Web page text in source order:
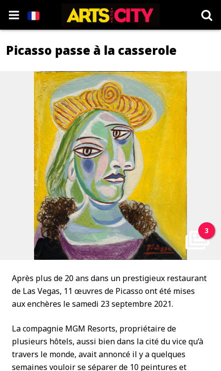
Picasso passe à la casserole
3
Après plus de 20 ans dans un prestigieux restaurant
de Las Vegas, 11 œuvres de Picasso ont été mises
aux enchères le samedi 23 septembre 2021.
La compagnie MGM Resorts, propriétaire de
plusieurs hôtels, aussi bien dans la cité du vice qu’à
travers le monde, avait annoncé il y a quelques
semaines vouloir se séparer de 10 peintures et